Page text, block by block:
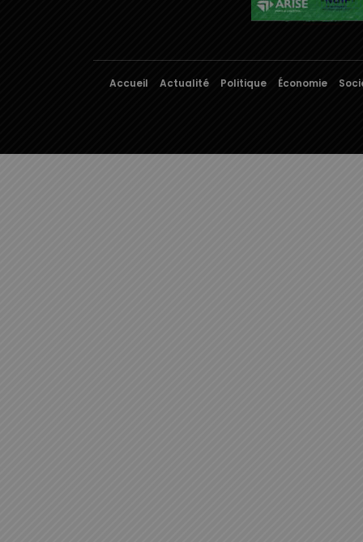
Accueil Actualité Politique Économie